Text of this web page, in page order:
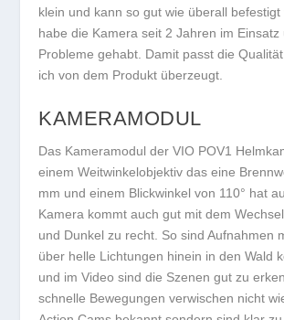
klein und kann so gut wie überall befestigt
habe die Kamera seit 2 Jahren im Einsatz
Probleme gehabt. Damit passt die
ich von dem Produkt überzeugt.
KAMERAMODUL
Das Kameramodul der VIO POV1
einem Weitwinkelobjektiv das eine
mm und einem Blickwinkel von 110° hat
Kamera kommt auch gut mit dem
und Dunkel zu recht. So sind Aufnahmen
über helle Lichtungen hinein in den Wald
und im Video sind die Szenen gut zu
schnelle Bewegungen verwischen nicht